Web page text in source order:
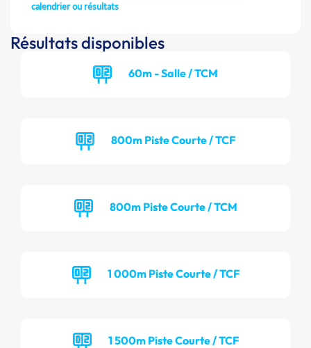
calendrier ou résultats
Résultats disponibles
60m - Salle / TCM
800m Piste Courte / TCF
800m Piste Courte / TCM
1 000m Piste Courte / TCF
1 500m Piste Courte / TCF